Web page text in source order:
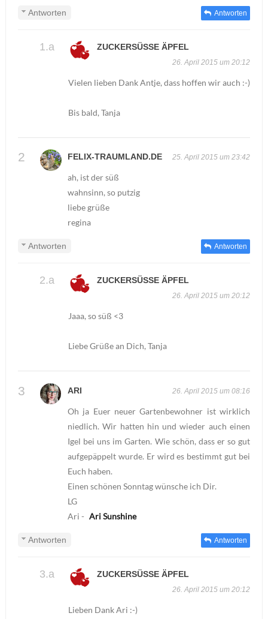
Antworten
Antworten
ZUCKERSÜSSE ÄPFEL
26. April 2015 um 20:12
Vielen lieben Dank Antje, dass hoffen wir auch :-)
Bis bald, Tanja
FELIX-TRAUMLAND.DE 25. April 2015 um 23:42
ah, ist der süß
wahnsinn, so putzig
liebe grüße
regina
Antworten
Antworten
ZUCKERSÜSSE ÄPFEL
26. April 2015 um 20:12
Jaaa, so süß <3
Liebe Grüße an Dich, Tanja
ARI 26. April 2015 um 08:16
Oh ja Euer neuer Gartenbewohner ist wirklich
niedlich. Wir hatten hin und wieder auch einen
Igel bei uns im Garten. Wie schön, dass er so gut
aufgepäppelt wurde. Er wird es bestimmt gut bei
Euch haben.
Einen schönen Sonntag wünsche ich Dir.
LG
Ari - Ari Sunshine
Antworten
Antworten
ZUCKERSÜSSE ÄPFEL
26. April 2015 um 20:12
Lieben Dank Ari :-)